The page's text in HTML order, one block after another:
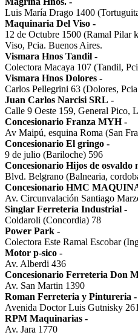
Luis María Drago 1400
Maquinaria Del Viso -
12 de Octubre 1500 (Ramal Pilar
Viso, Pcia. Buenos Aires.
Vismara Hnos Tandil -
Colectora Macaya 107 (Tandil,
Vismara Hnos Dolores -
Carlos Pellegrini 63 (Dolores,
Juan Carlos Narcisi SRL -
Calle 9 Oeste 159, General Pico,
Concesionario Franza MYH -
Av Maipú, esquina Roma (San
Concesionario El gringo -
9 de julio (Bariloche) 596
Concesionario Hijos de osvaldo
Blvd. Belgrano (Balnearia,
Concesionario HMC
Av. Circunvalación Santiago
Singlar Ferretería Industrial -
Coldaroli (Concordia) 78
Power Park -
Colectora Este Ramal Escobar
Motor p-sico -
Av. Alberdi 436
Concesionario Ferreteria Don
Av. San Martin 1390
Roman Ferreteria y Pintureria -
Avenida Doctor Luis Gutnisky
RPM Maquinarias -
Av. Jara 1770